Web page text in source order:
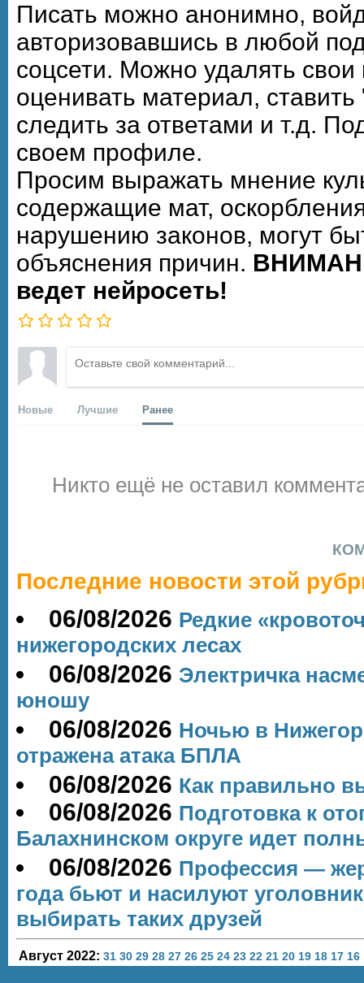
Писать можно анонимно,
авторизовавшись в любой
соцсети. Можно удалять
оценивать материал, ставить
следить за ответами и т.д.
своем профиле.
Просим выражать мнение
содержащие мат,
нарушению законов, могут
объяснения причин.
ведет нейросеть!
Новые Лучшие Ранее
Никто ещё не оставил
Последние новости этой
06/08/2026 Редкие
нижегородских лесах
06/08/2026 Электричка
юношу
06/08/2026 ️Ночью в
отражена атака БПЛА
06/08/2026 Как правильно
06/08/2026 Подготовка к
Балахнинском округе идет
06/08/2026 Профессия —
года бьют и насилуют
выбирать таких друзей
Август 2022: 31 30 29 28 27 26 25 24 23 22 21 20 19 18 17 16